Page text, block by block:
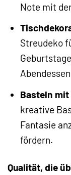
Note mit
Streudeko
Basteln
kreative
Fantasie
fördern.
Qualität, die